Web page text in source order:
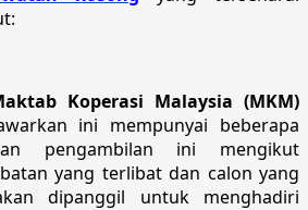
Koperasi Malaysia (MKM)
ini mempunyai beberapa
pengambilan ini mengikut
yang terlibat dan calon yang
dipanggil untuk menghadiri